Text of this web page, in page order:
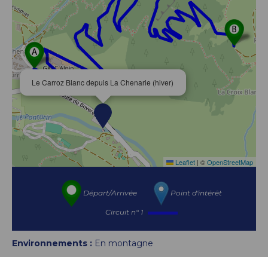
Le Carroz Blanc depuis La Chenarie (hiver)
Leaflet | ©OpenStreetMap
Départ/Arrivée Point d'intérêt
Circuit n° 1
Environnements : En montagne